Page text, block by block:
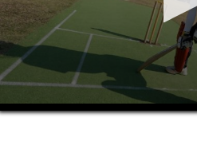
0
seconds